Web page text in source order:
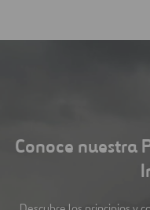
Conoce nuestra